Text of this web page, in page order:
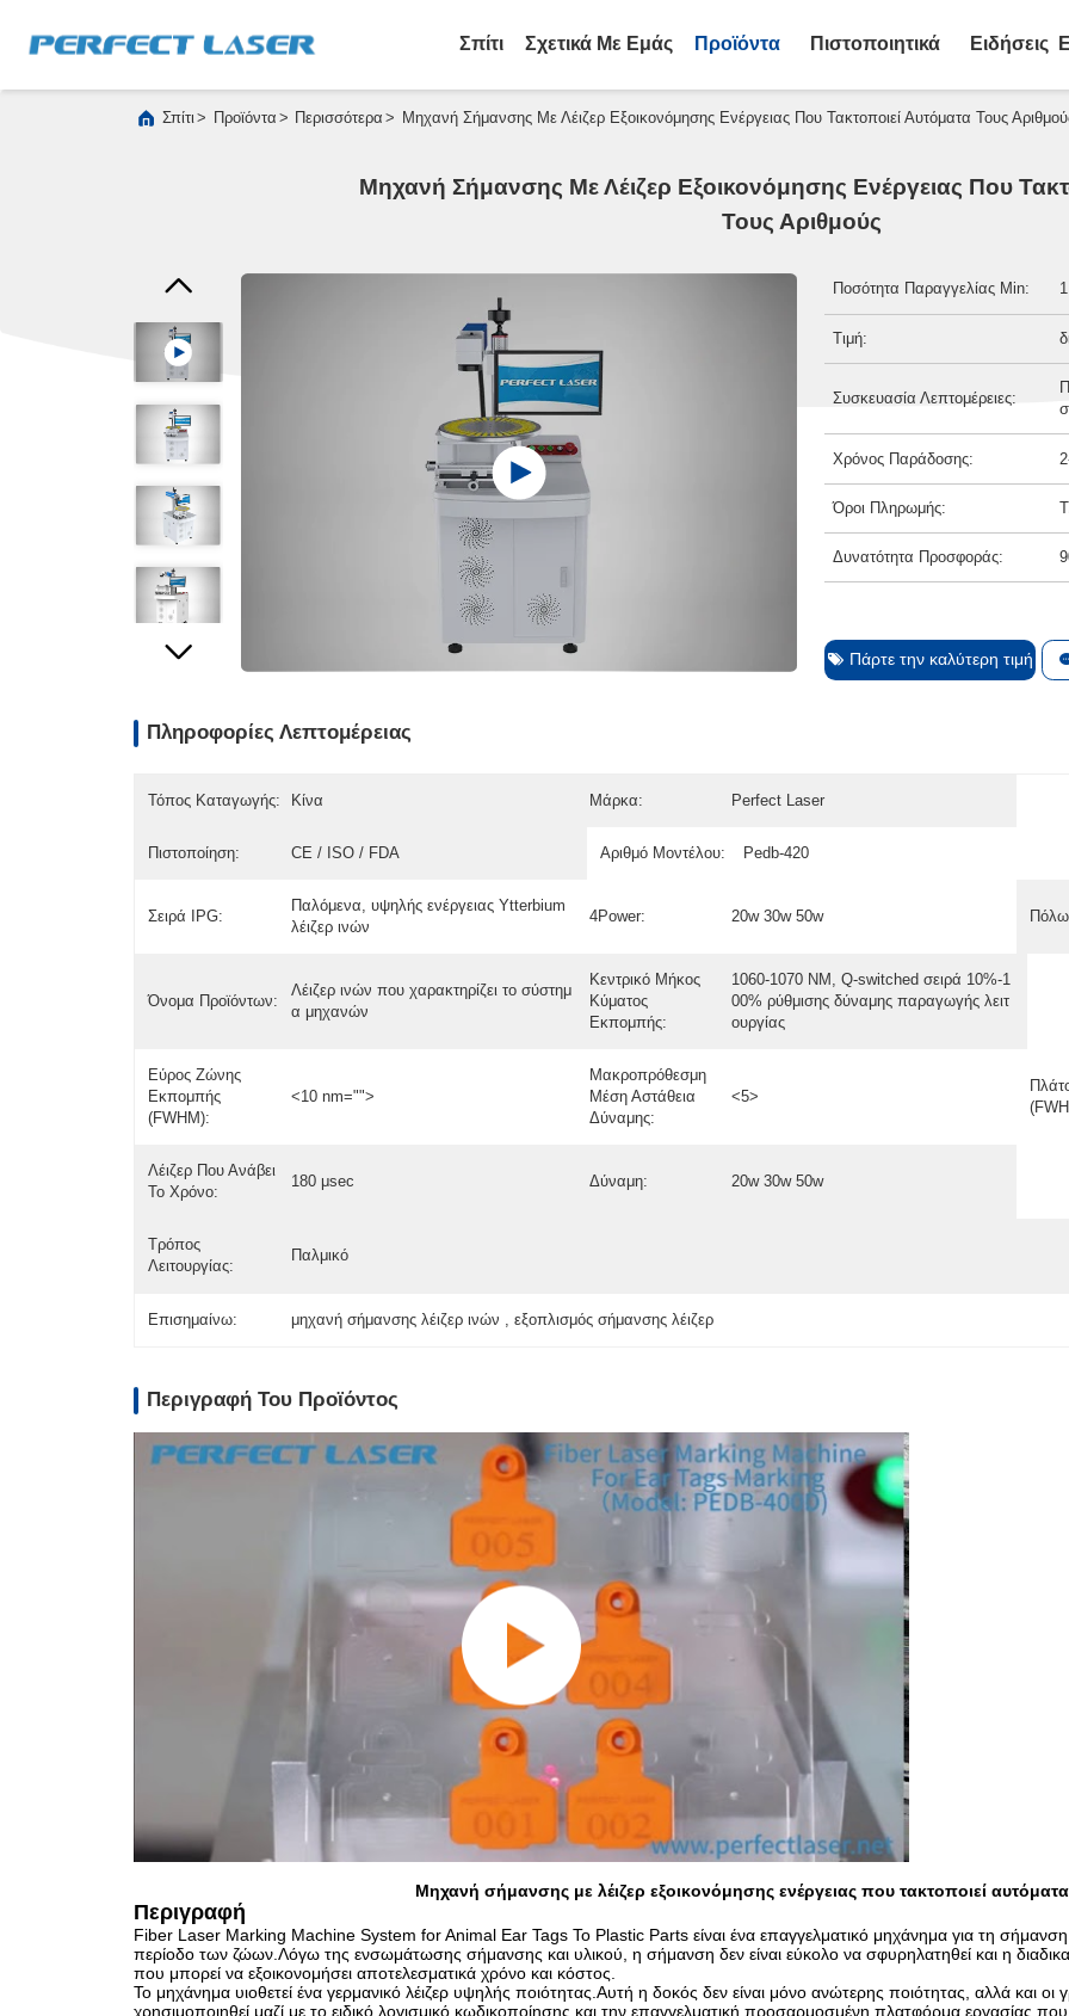
Σπίτι Σχετικά Με Εμάς Προϊόντα Πιστοποιητικά Ειδήσεις
Σπίτι > Προϊόντα > Περισσότερα > Μηχανή Σήμανσης Με Λέιζερ Εξοικονόμησης Ενέργειας Που Τακτοποιεί Αυτόματα Τους
Μηχανή Σήμανσης Με Λέιζερ Εξοικονόμησης Ενέργειας Που
Τους Αριθμούς
Ποσότητα Παραγγελίας Min:
Τιμή:
Συσκευασία Λεπτομέρειες:
Χρόνος Παράδοσης:
Όροι Πληρωμής:
Δυνατότητα Προσφοράς:
Πάρτε την καλύτερη τιμή
Πληροφορίες Λεπτομέρειας
Τόπος Καταγωγής: Κίνα Μάρκα: Perfect Laser
Πιστοποίηση: CE / ISO / FDA Αριθμό Μοντέλου: Pedb-420
Σειρά IPG:
Παλόμενα, υψηλής ενέργειας Ytterbium
λέιζερ ινών
4Power: 20w 30w 50w
Όνομα Προϊόντων:
Λέιζερ ινών που χαρακτηρίζει το σύστημ
α μηχανών
Κεντρικό Μήκος
Κύματος
Εκπομπής:
1060-1070 NM, Q-switched σειρά 10%-1
00% ρύθμισης δύναμης παραγωγής λειτ
ουργίας
Εύρος Ζώνης
Εκπομπής
(FWHM):
<10 nm="">
Μακροπρόθεσμη
Μέση Αστάθεια
Δύναμης:
<5>
Λέιζερ Που Ανάβει
Το Χρόνο:
180 μsec Δύναμη: 20w 30w 50w
Τρόπος
Λειτουργίας:
Παλμικό
Επισημαίνω: μηχανή σήμανσης λέιζερ ινών , εξοπλισμός σήμανσης λέιζερ
Περιγραφή Του Προϊόντος
Μηχανή σήμανσης με λέιζερ εξοικονόμησης ενέργειας που τακτοποιεί
Περιγραφή
Fiber Laser Marking Machine System for Animal Ear Tags Το Plastic Parts είναι ένα επαγγελματικό μηχάνημα για τη
περίοδο των ζώων.Λόγω της ενσωμάτωσης σήμανσης και υλικού, η σήμανση δεν είναι εύκολο να σφυρηλατηθεί και η
που μπορεί να εξοικονομήσει αποτελεσματικά χρόνο και κόστος.
Το μηχάνημα υιοθετεί ένα γερμανικό λέιζερ υψηλής ποιότητας.Αυτή η δοκός δεν είναι μόνο ανώτερης ποιότητας, αλλά και οι
χρησιμοποιηθεί μαζί με το ειδικό λογισμικό κωδικοποίησης και την επαγγελματική προσαρμοσμένη πλατφόρμα εργασίας